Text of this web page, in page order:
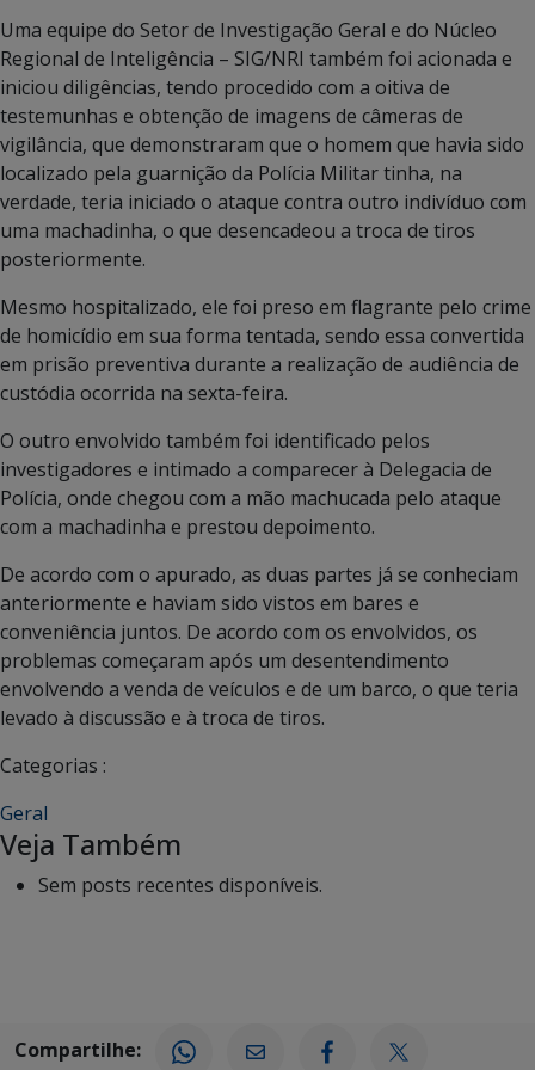
Uma equipe do Setor de Investigação Geral e do Núcleo
Regional de Inteligência – SIG/NRI também foi acionada e
iniciou diligências, tendo procedido com a oitiva de
testemunhas e obtenção de imagens de câmeras de
vigilância, que demonstraram que o homem que havia sido
localizado pela guarnição da Polícia Militar tinha, na
verdade, teria iniciado o ataque contra outro indivíduo com
uma machadinha, o que desencadeou a troca de tiros
posteriormente.
Mesmo hospitalizado, ele foi preso em flagrante pelo crime
de homicídio em sua forma tentada, sendo essa convertida
em prisão preventiva durante a realização de audiência de
custódia ocorrida na sexta-feira.
O outro envolvido também foi identificado pelos
investigadores e intimado a comparecer à Delegacia de
Polícia, onde chegou com a mão machucada pelo ataque
com a machadinha e prestou depoimento.
De acordo com o apurado, as duas partes já se conheciam
anteriormente e haviam sido vistos em bares e
conveniência juntos. De acordo com os envolvidos, os
problemas começaram após um desentendimento
envolvendo a venda de veículos e de um barco, o que teria
levado à discussão e à troca de tiros.
Categorias :
Geral
Veja Também
Sem posts recentes disponíveis.
Compartilhe: